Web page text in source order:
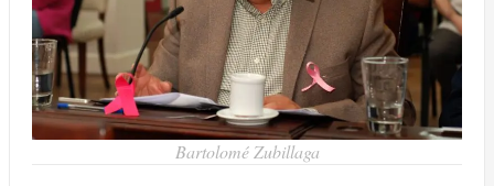
Bartolomé Zubillaga